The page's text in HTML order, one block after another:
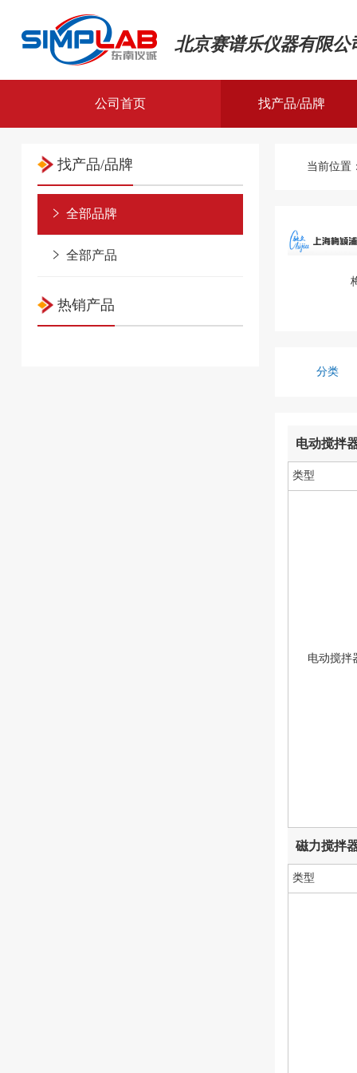
北京赛谱乐仪器有限公
公司首页 找产品/品牌
找产品/品牌
全部品牌
全部产品
热销产品
当前位置
分类
电动搅拌
类型
电动搅拌
磁力搅拌
类型